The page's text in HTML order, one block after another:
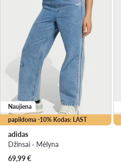
papildoma -10% Kodas: LAST
Naujiena
adidas
Džinsai · Mėlyna
69,99€